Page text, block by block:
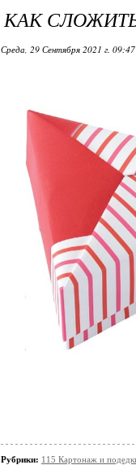
КАК
Среда, 29 Сентября 2021 г.
Рубрики: 115 Картонаж и